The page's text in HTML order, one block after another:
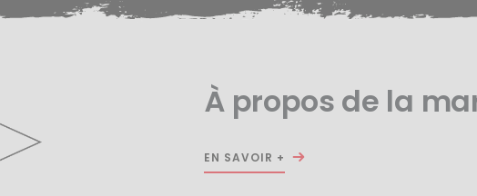
À propos de la
EN SAVOIR +